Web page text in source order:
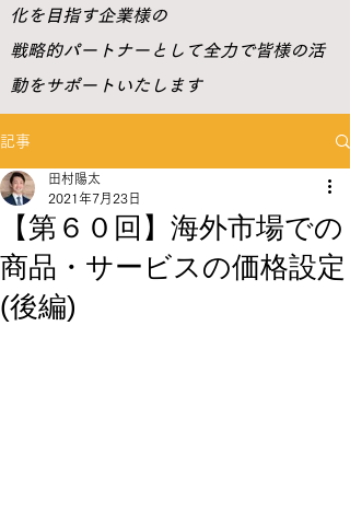
化を目指す企業様の
戦略的パートナーとして全力で皆様の活
動をサポートいたします
記事
【第６０回】海外市場での
商品・サービスの価格設定
(後編)
田村陽太
2021年7月23日